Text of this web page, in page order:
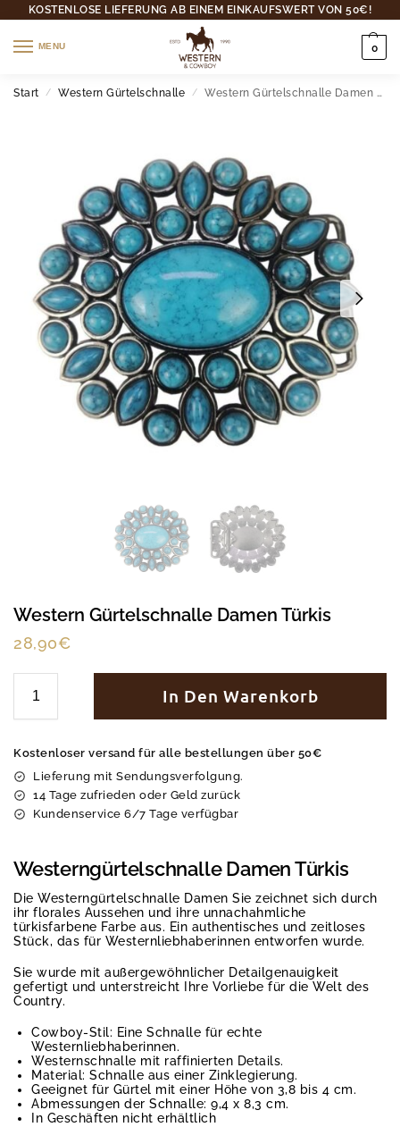
KOSTENLOSE LIEFERUNG AB EINEM EINKAUFSWERT VON 50€!
MENU 0
Start / Western Gürtelschnalle / Western Gürtelschnalle Damen Türkis
Western Gürtelschnalle Damen Türkis
28,90€
In Den Warenkorb
Kostenloser versand für alle bestellungen über 50€
Lieferung mit Sendungsverfolgung.
14 Tage zufrieden oder Geld zurück
Kundenservice 6/7 Tage verfügbar
Westerngürtelschnalle Damen Türkis
Die Westerngürtelschnalle Damen Sie zeichnet sich durch
ihr florales Aussehen und ihre unnachahmliche
türkisfarbene Farbe aus. Ein authentisches und zeitloses
Stück, das für Westernliebhaberinnen entworfen wurde.
Sie wurde mit außergewöhnlicher Detailgenauigkeit
gefertigt und unterstreicht Ihre Vorliebe für die Welt des
Country.
Cowboy-Stil: Eine Schnalle für echte
Westernliebhaberinnen.
Westernschnalle mit raffinierten Details.
Material: Schnalle aus einer Zinklegierung.
Geeignet für Gürtel mit einer Höhe von 3,8 bis 4 cm.
Abmessungen der Schnalle: 9,4 x 8,3 cm.
In Geschäften nicht erhältlich